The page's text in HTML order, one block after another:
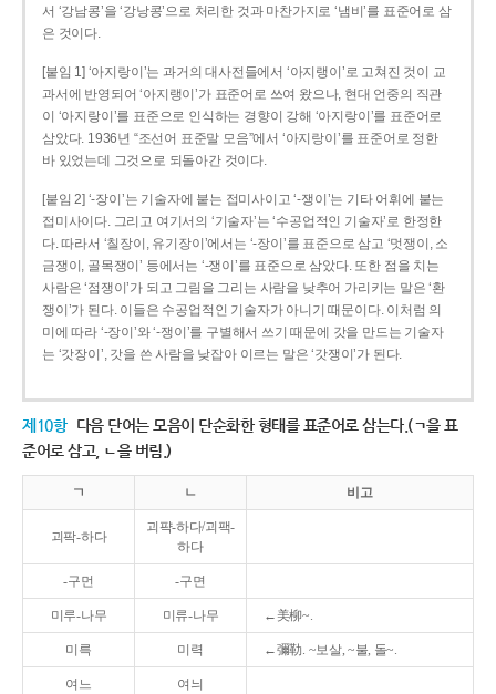
서 ‘강남콩’을 ‘강낭콩’으로 처리한 것과 마찬가지로 ‘냄비’를 표준어로 삼
은 것이다.
[붙임 1] ‘아지랑이’는 과거의 대사전들에서 ‘아지랭이’로 고쳐진 것이 교
과서에 반영되어 ‘아지랭이’가 표준어로 쓰여 왔으나, 현대 언중의 직관
이 ‘아지랑이’를 표준으로 인식하는 경향이 강해 ‘아지랑이’를 표준어로
삼았다. 1936년 “조선어 표준말 모음”에서 ‘아지랑이’를 표준어로 정한
바 있었는데 그것으로 되돌아간 것이다.
[붙임 2] ‘-장이’는 기술자에 붙는 접미사이고 ‘-쟁이’는 기타 어휘에 붙는
접미사이다. 그리고 여기서의 ‘기술자’는 ‘수공업적인 기술자’로 한정한
다. 따라서 ‘칠장이, 유기장이’에서는 ‘-장이’를 표준으로 삼고 ‘멋쟁이, 소
금쟁이, 골목쟁이’ 등에서는 ‘-쟁이’를 표준으로 삼았다. 또한 점을 치는
사람은 ‘점쟁이’가 되고 그림을 그리는 사람을 낮추어 가리키는 말은 ‘환
쟁이’가 된다. 이들은 수공업적인 기술자가 아니기 때문이다. 이처럼 의
미에 따라 ‘-장이’와 ‘-쟁이’를 구별해서 쓰기 때문에 갓을 만드는 기술자
는 ‘갓장이’, 갓을 쓴 사람을 낮잡아 이르는 말은 ‘갓쟁이’가 된다.
제10항 다음 단어는 모음이 단순화한 형태를 표준어로 삼는다.(ㄱ을 표
준어로 삼고, ㄴ을 버림.)
ㄱ ㄴ 비고
괴팍-하다
괴퍅-하다/괴팩-
하다
-구먼 -구면
미루-나무 미류-나무 ←美柳~.
미륵 미력 ←彌勒. ~보살, ~불, 돌~.
여느 여늬